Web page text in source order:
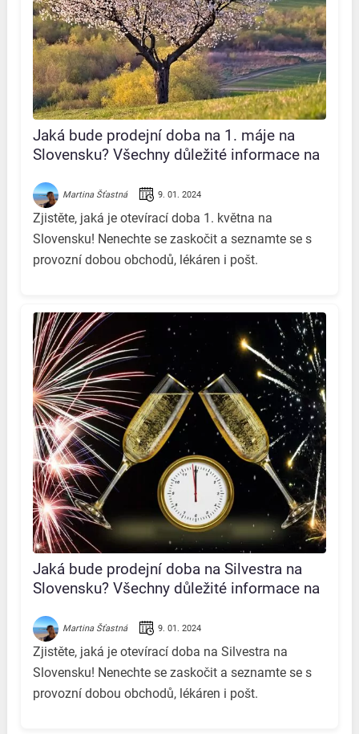
Jaká bude prodejní doba na 1. máje na
Slovensku? Všechny důležité informace na
Martina Šťastná 9. 01. 2024
Zjistěte, jaká je otevírací doba 1. května na
Slovensku! Nenechte se zaskočit a seznamte se s
provozní dobou obchodů, lékáren i pošt.
Jaká bude prodejní doba na Silvestra na
Slovensku? Všechny důležité informace na
Martina Šťastná 9. 01. 2024
Zjistěte, jaká je otevírací doba na Silvestra na
Slovensku! Nenechte se zaskočit a seznamte se s
provozní dobou obchodů, lékáren i pošt.